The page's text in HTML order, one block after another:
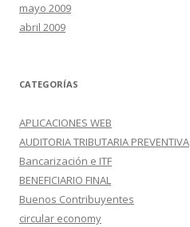
mayo 2009
abril 2009
CATEGORÍAS
APLICACIONES WEB
AUDITORIA TRIBUTARIA PREVENTIVA
Bancarización e ITF
BENEFICIARIO FINAL
Buenos Contribuyentes
circular economy